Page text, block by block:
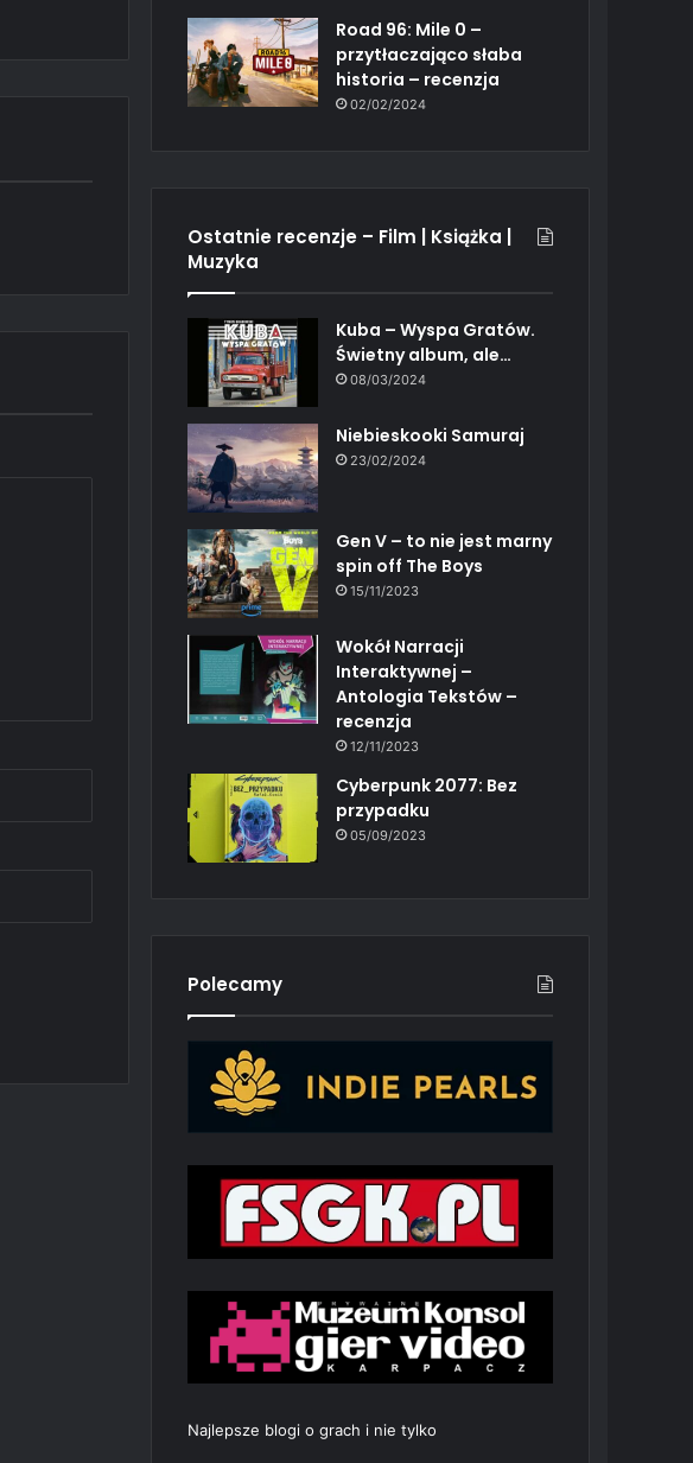
Road 96: Mile 0 –
przytłaczająco słaba
historia – recenzja
02/02/2024
Ostatnie recenzje – Film | Książka |
Muzyka
Kuba – Wyspa Gratów.
Świetny album, ale…
08/03/2024
Niebieskooki Samuraj
23/02/2024
Gen V – to nie jest marny
spin off The Boys
15/11/2023
Wokół Narracji
Interaktywnej –
Antologia Tekstów –
recenzja
12/11/2023
Cyberpunk 2077: Bez
przypadku
05/09/2023
Polecamy
Najlepsze blogi o grach i nie tylko